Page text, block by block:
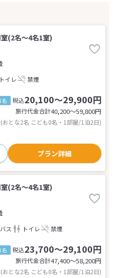
室(2名～4名1室)
トイレ 禁煙
名 税込20,100～29,900円
旅行代金合計40,200〜59,800円
(おとな2名 こども0名・1部屋/1泊2日)
プラン詳細
室(2名～4名1室)
バス トイレ 禁煙
名 税込23,700～29,100円
旅行代金合計47,400〜58,200円
(おとな2名 こども0名・1部屋/1泊2日)